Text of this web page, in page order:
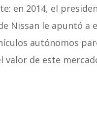
en 2014, el
Nissan le apuntó
autónomos
valor de este